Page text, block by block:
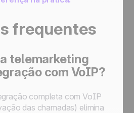
frequentes
telemarketing
com VoIP?
completa com VoIP
das chamadas) elimina